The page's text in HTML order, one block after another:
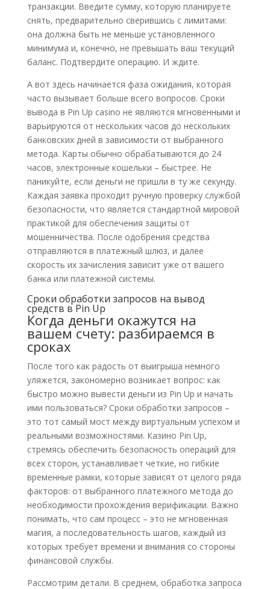
транзакции. Введите сумму, которую планируете
снять, предварительно сверившись с лимитами:
она должна быть не меньше установленного
минимума и, конечно, не превышать ваш текущий
баланс. Подтвердите операцию. И ждите.
А вот здесь начинается фаза ожидания, которая
часто вызывает больше всего вопросов. Сроки
вывода в Pin Up casino не являются мгновенными и
варьируются от нескольких часов до нескольких
банковских дней в зависимости от выбранного
метода. Карты обычно обрабатываются до 24
часов, электронные кошельки – быстрее. Не
паникуйте, если деньги не пришли в ту же секунду.
Каждая заявка проходит ручную проверку службой
безопасности, что является стандартной мировой
практикой для обеспечения защиты от
мошенничества. После одобрения средства
отправляются в платежный шлюз, и далее
скорость их зачисления зависит уже от вашего
банка или платежной системы.
Сроки обработки запросов на вывод
средств в Pin Up
Когда деньги окажутся на
вашем счету: разбираемся в
сроках
После того как радость от выигрыша немного
уляжется, закономерно возникает вопрос: как
быстро можно вывести деньги из Pin Up и начать
ими пользоваться? Сроки обработки запросов –
это тот самый мост между виртуальным успехом и
реальными возможностями. Казино Pin Up,
стремясь обеспечить безопасность операций для
всех сторон, устанавливает четкие, но гибкие
временные рамки, которые зависят от целого ряда
факторов: от выбранного платежного метода до
необходимости прохождения верификации. Важно
понимать, что сам процесс – это не мгновенная
магия, а последовательность шагов, каждый из
которых требует времени и внимания со стороны
финансовой службы.
Рассмотрим детали. В среднем, обработка запроса